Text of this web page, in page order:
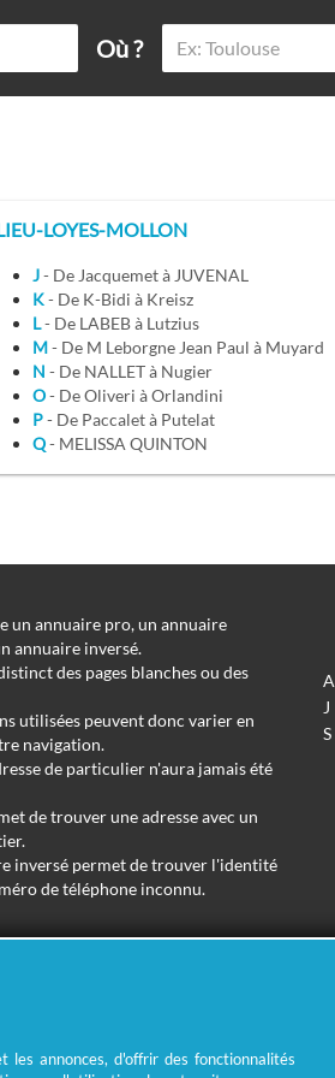
Où ?
LOYES-MOLLON
J
- De Jacquemet à JUVENAL
K
- De K-Bidi à Kreisz
L
- De LABEB à Lutzius
M
- De M Leborgne Jean Paul à Muyard
N
- De NALLET à Nugier
O
- De Oliveri à Orlandini
P
- De Paccalet à Putelat
Q
- MELISSA QUINTON
un annuaire pro, un annuaire
annuaire inversé.
des pages blanches ou des
utilisées peuvent donc varier en
navigation.
de particulier n'aura jamais été
de trouver une adresse avec un
inversé permet de trouver l'identité
de téléphone inconnu.
A
J
S
annonces, d'offrir des fonctionnalités